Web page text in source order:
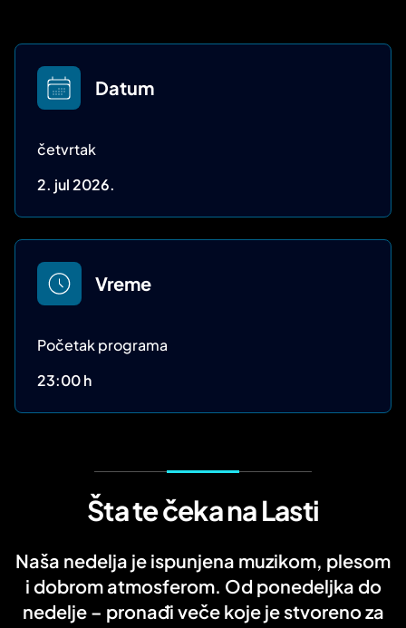
Datum
četvrtak
2. jul 2026.
Vreme
Početak programa
23:00 h
Šta te čeka na Lasti
Naša nedelja je ispunjena muzikom, plesom
i dobrom atmosferom. Od ponedeljka do
nedelje – pronađi veče koje je stvoreno za